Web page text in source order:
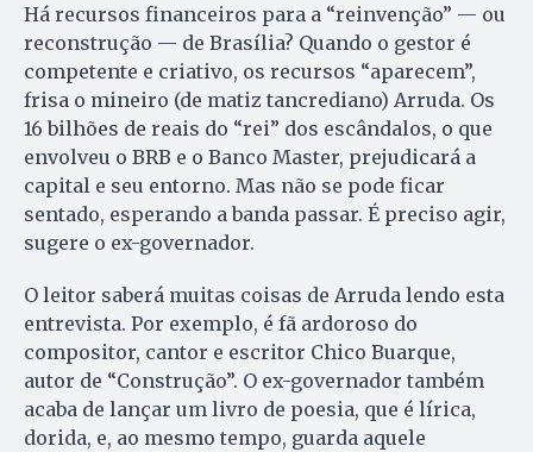
Há recursos financeiros para a “reinvenção” — ou
reconstrução — de Brasília? Quando o gestor é
competente e criativo, os recursos “aparecem”,
frisa o mineiro (de matiz tancrediano) Arruda. Os
16 bilhões de reais do “rei” dos escândalos, o que
envolveu o BRB e o Banco Master, prejudicará a
capital e seu entorno. Mas não se pode ficar
sentado, esperando a banda passar. É preciso agir,
sugere o ex-governador.
O leitor saberá muitas coisas de Arruda lendo esta
entrevista. Por exemplo, é fã ardoroso do
compositor, cantor e escritor Chico Buarque,
autor de “Construção”. O ex-governador também
acaba de lançar um livro de poesia, que é lírica,
dorida, e, ao mesmo tempo, guarda aquele